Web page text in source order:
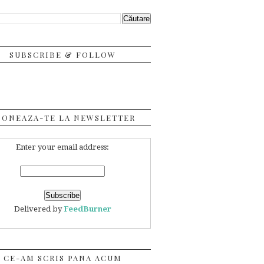
SUBSCRIBE & FOLLOW
TE LA NEWSLETTER
Enter your email address:
Delivered byFeedBurner
CE-AM SCRIS PANA ACUM